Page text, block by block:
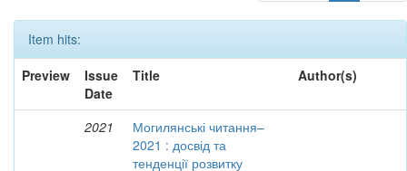
Item hits:
Preview
Issue
Date
Title Author(s)
2021
Могилянські читання–
2021 : досвід та
тенденції розвитку